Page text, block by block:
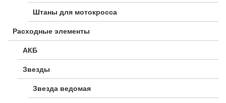
Штаны для мотокросса
Расходные элементы
АКБ
Звезды
Звезда ведомая